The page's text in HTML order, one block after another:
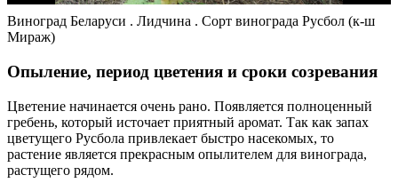
Виноград Беларуси . Лидчина . Сорт винограда Русбол (к-ш
Мираж)
Опыление, период цветения и сроки созревания
Цветение начинается очень рано. Появляется полноценный
гребень, который источает приятный аромат. Так как запах
цветущего Русбола привлекает быстро насекомых, то
растение является прекрасным опылителем для винограда,
растущего рядом.